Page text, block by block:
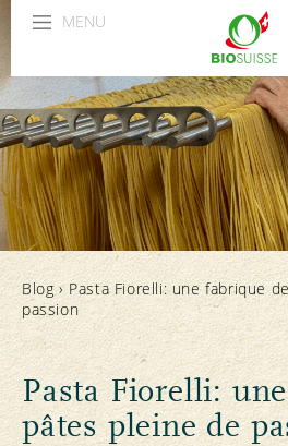
MENU
Blog› Pasta Fiorelli: une fabrique
passion
Pasta Fiorelli:
pâtes pleine de